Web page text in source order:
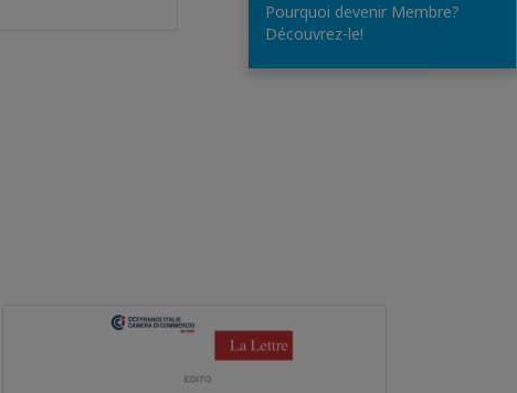
Pourquoi devenir Membre?
Découvrez-le!